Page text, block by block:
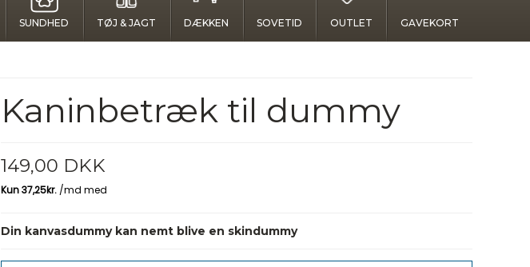
SUNDHED TØJ & JAGT DÆKKEN SOVETID OUTLET GAVEKORT
Kaninbetræk til dummy
149,00 DKK
Din kanvasdummy kan nemt blive en skindummy